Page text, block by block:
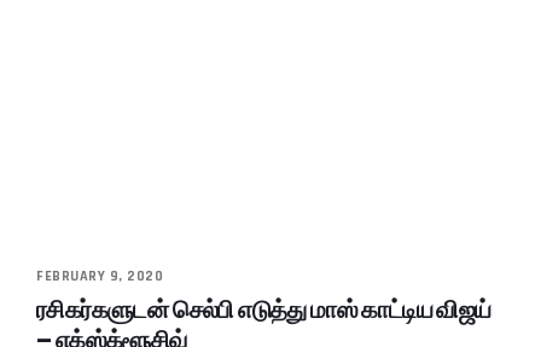
FEBRUARY 9, 2020
ரசிகர்களுடன் செல்பி எடுத்து மாஸ் காட்டிய விஜய்
– எக்ஸ்க்ளூசிவ்